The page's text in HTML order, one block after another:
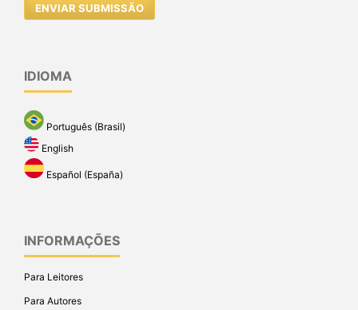
ENVIAR SUBMISSÃO
IDIOMA
Português (Brasil)
English
Español (España)
INFORMAÇÕES
Para Leitores
Para Autores